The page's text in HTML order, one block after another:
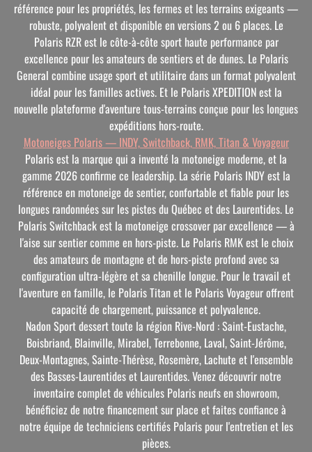
référence pour les propriétés, les fermes et les terrains exigeants —
robuste, polyvalent et disponible en versions 2 ou 6 places. Le
Polaris RZR est le côte-à-côte sport haute performance par
excellence pour les amateurs de sentiers et de dunes. Le Polaris
General combine usage sport et utilitaire dans un format polyvalent
idéal pour les familles actives. Et le Polaris XPEDITION est la
nouvelle plateforme d'aventure tous-terrains conçue pour les longues
expéditions hors-route.
Motoneiges Polaris — INDY, Switchback, RMK, Titan & Voyageur
Polaris est la marque qui a inventé la motoneige moderne, et la
gamme 2026 confirme ce leadership. La série Polaris INDY est la
référence en motoneige de sentier, confortable et fiable pour les
longues randonnées sur les pistes du Québec et des Laurentides. Le
Polaris Switchback est la motoneige crossover par excellence — à
l'aise sur sentier comme en hors-piste. Le Polaris RMK est le choix
des amateurs de montagne et de hors-piste profond avec sa
configuration ultra-légère et sa chenille longue. Pour le travail et
l'aventure en famille, le Polaris Titan et le Polaris Voyageur offrent
capacité de chargement, puissance et polyvalence.
Nadon Sport dessert toute la région Rive-Nord : Saint-Eustache,
Boisbriand, Blainville, Mirabel, Terrebonne, Laval, Saint-Jérôme,
Deux-Montagnes, Sainte-Thérèse, Rosemère, Lachute et l'ensemble
des Basses-Laurentides et Laurentides. Venez découvrir notre
inventaire complet de véhicules Polaris neufs en showroom,
bénéficiez de notre financement sur place et faites confiance à
notre équipe de techniciens certifiés Polaris pour l'entretien et les
pièces.